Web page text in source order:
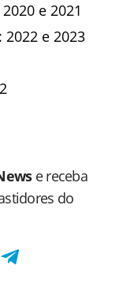
2020 e 2021
: 2022 e 2023
e receba
do